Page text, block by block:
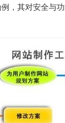
，其对安全与